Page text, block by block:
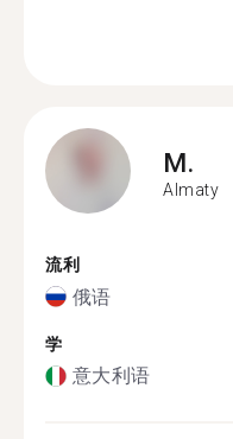
M.
Almaty
流利
俄语
学
意大利语